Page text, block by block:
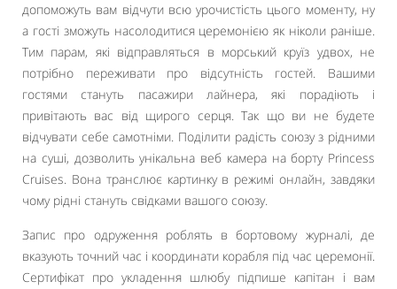
допоможуть вам відчути всю урочистість цього моменту, ну
а гості зможуть насолодитися церемонією як ніколи раніше.
Тим парам, які відправляться в морський круїз удвох, не
потрібно переживати про відсутність гостей. Вашими
гостями стануть пасажири лайнера, які порадіють і
привітають вас від щирого серця. Так що ви не будете
відчувати себе самотніми. Поділити радість союзу з рідними
на суші, дозволить унікальна веб камера на борту Princess
Cruises. Вона транслює картинку в режимі онлайн, завдяки
чому рідні стануть свідками вашого союзу.
Запис про одруження роблять в бортовому журналі, де
вказують точний час і координати корабля під час церемонії.
Сертифікат про укладення шлюбу підпише капітан і вам